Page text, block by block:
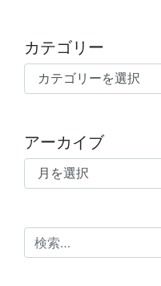
カテゴリー
カテゴリー
アーカイブ
アーカイブ
検索: